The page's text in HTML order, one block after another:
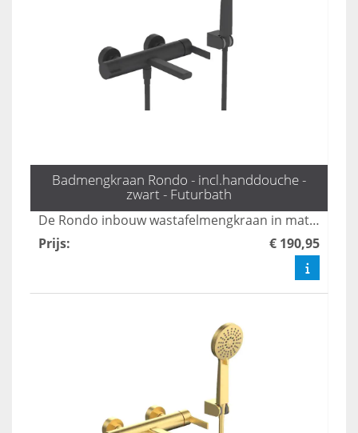
Badmengkraan Rondo - incl.handdouche -
zwart - Futurbath
De Rondo inbouw wastafelmengkraan in mat zwart combineert stijl met functionaliteit, perfect voor moderne badkamers. Met zijn strakke design en eenvoudige installatie biedt deze kraan een luxe uitstraling, terwijl de hoogwaardige materialen zorgen voor duurzaamheid en gebruiksgemak. Transformeer je wastafel met deze elegante toevoeging die moeiteloos bij elke inrichting past.
Prijs: € 190,95